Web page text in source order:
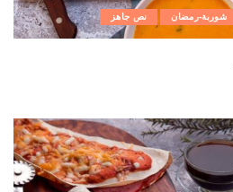
شوربة-رمضان نص جاهز